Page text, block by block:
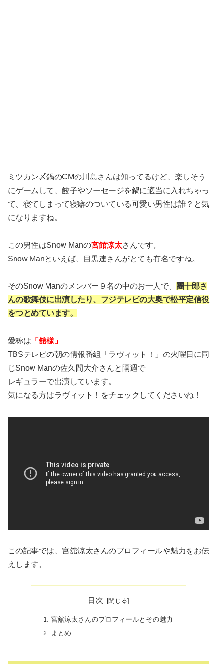
ミツカン〆鍋のCMの川島さんは知ってるけど、楽しそう
にゲームして、餃子やソーセージを鍋に適当に入れちゃっ
て、寝てしまって寝癖のついている可愛い男性は誰？と気
になりますね。
この男性はSnow Manの宮館涼太さんです。
Snow Manといえば、目黒連さんがとても有名ですね。
そのSnow Manのメンバー９名の中のお一人で、
團十郎さ
んの歌舞伎に出演したり、フジテレビの大奥で松平定信役
をつとめています。
愛称は 「舘様」
TBSテレビの朝の情報番組「ラヴィット！」の火曜日に同
じSnow Manの佐久間大介さんと隔週で
レギュラーで出演しています。
気になる方はラヴィット！をチェックしてくださいね！
この記事では、宮舘涼太さんのプロフィールや魅力をお伝
えします。
目次
宮舘涼太さんのプロフィールとその魅力
まとめ